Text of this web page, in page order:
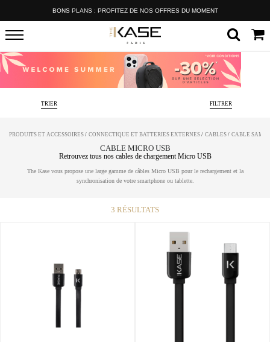
BONS PLANS : PROFITEZ DE NOS OFFRES DU MOMENT
TRIER FILTRER
PRODUITS ET ACCESSOIRES / CONNECTIQUE ET BATTERIES EXTERNES / CABLES / CABLE
CABLE MICRO USB
Retrouvez tous nos cables de chargement Micro USB
The Kase vous propose une large gamme de câbles Micro USB pour le rechargement et la
synchronisation de votre smartphone ou tablette.
3 RÉSULTATS